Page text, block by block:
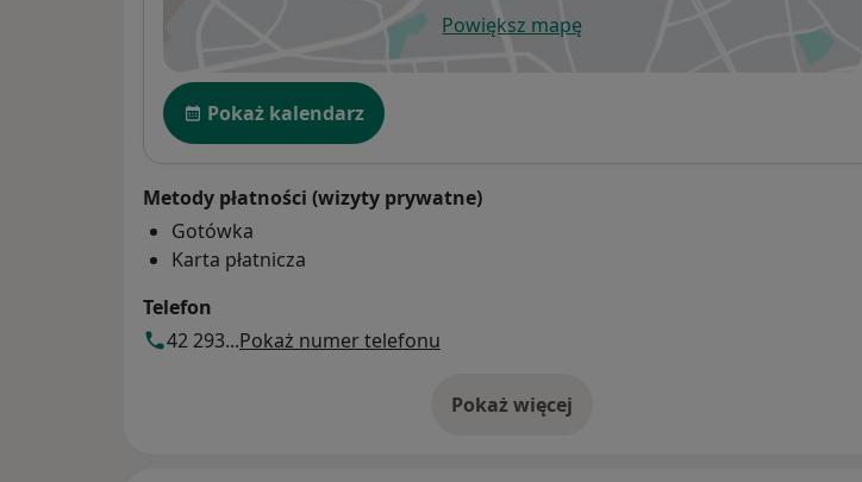
Powiększ mapęotwiera się w nowej karcie
Dostępność
Pokaż kalendarz
Metody płatności (wizyty prywatne)
Gotówka
Karta płatnicza
Telefon
42 293...Pokaż numer telefonu
Pokaż więcej
o adresie